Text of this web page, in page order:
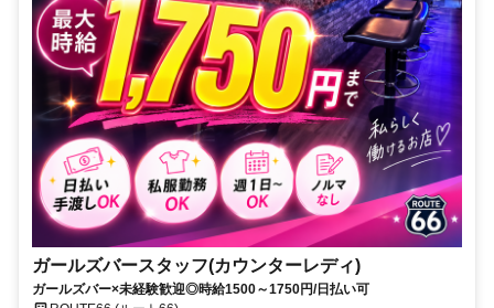
ガールズバースタッフ(カウンターレディ)
ガールズバー×未経験歓迎◎時給1500～1750円/日払い可